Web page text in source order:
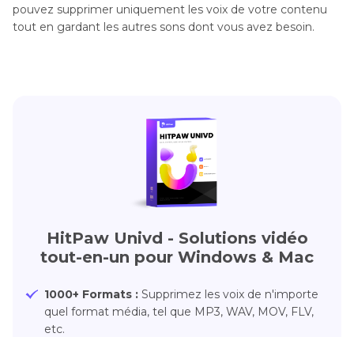
pouvez supprimer uniquement les voix de votre contenu
tout en gardant les autres sons dont vous avez besoin.
HitPaw Univd - Solutions vidéo
tout-en-un pour Windows & Mac
1000+ Formats : Supprimez les voix de n'importe
quel format média, tel que MP3, WAV, MOV, FLV,
etc.